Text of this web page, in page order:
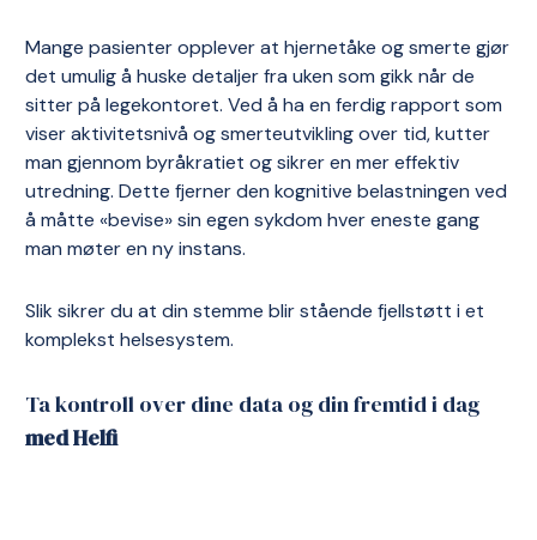
Mange pasienter opplever at hjernetåke og smerte gjør
det umulig å huske detaljer fra uken som gikk når de
sitter på legekontoret. Ved å ha en ferdig rapport som
viser aktivitetsnivå og smerteutvikling over tid, kutter
man gjennom byråkratiet og sikrer en mer effektiv
utredning. Dette fjerner den kognitive belastningen ved
å måtte «bevise» sin egen sykdom hver eneste gang
man møter en ny instans.
Slik sikrer du at din stemme blir stående fjellstøtt i et
komplekst helsesystem.
Ta kontroll over dine data og din fremtid i dag
med Helfi